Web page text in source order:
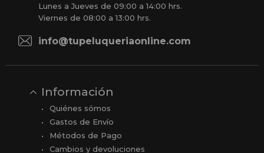
Lunes a Jueves de 09:00 a 14:00 hrs.
Viernes de 08:00 a 13:00 hrs.
info@tupeluqueriaonline.com
Información
Quiénes sómos
Gastos de Envío
Métodos de Pago
Cambios y devoluciones